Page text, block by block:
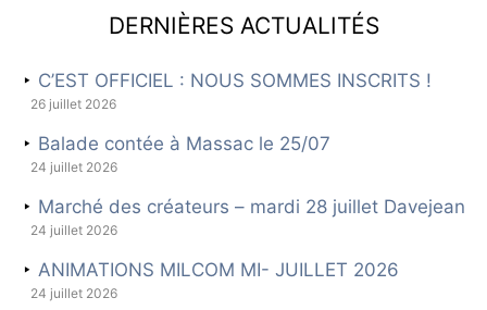
Dernières actualités
C’EST OFFICIEL : NOUS SOMMES INSCRITS !
26 juillet 2026
Balade contée à Massac le 25/07
24 juillet 2026
Marché des créateurs – mardi 28 juillet Davejean
24 juillet 2026
ANIMATIONS MILCOM MI- JUILLET 2026
24 juillet 2026